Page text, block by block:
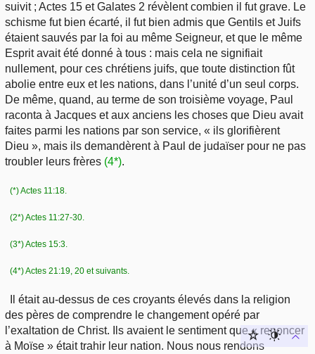
suivit ; Actes 15 et Galates 2 révèlent combien il fut grave. Le
schisme fut bien écarté, il fut bien admis que Gentils et Juifs
étaient sauvés par la foi au même Seigneur, et que le même
Esprit avait été donné à tous : mais cela ne signifiait
nullement, pour ces chrétiens juifs, que toute distinction fût
abolie entre eux et les nations, dans l’unité d’un seul corps.
De même, quand, au terme de son troisième voyage, Paul
raconta à Jacques et aux anciens les choses que Dieu avait
faites parmi les nations par son service, « ils glorifièrent
Dieu », mais ils demandèrent à Paul de judaïser pour ne pas
troubler leurs frères (4*).
(*) Actes 11:18.
(2*) Actes 11:27-30.
(3*) Actes 15:3.
(4*) Actes 21:19, 20 et suivants.
Il était au-dessus de ces croyants élevés dans la religion
des pères de comprendre le changement opéré par
l’exaltation de Christ. Ils avaient le sentiment que « renoncer
à Moïse » était trahir leur nation. Nous nous rendons